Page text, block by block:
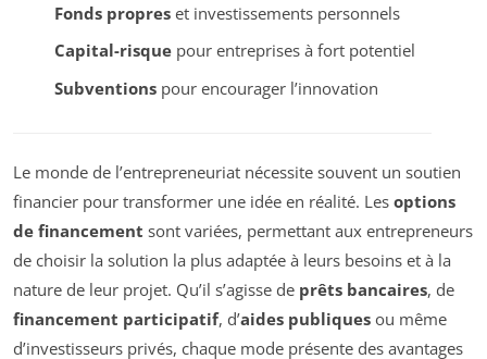
Fonds propreset investissements personnels
Capital-risquepour entreprises à fort potentiel
Subventionspour encourager l’innovation
Le monde de l’entrepreneuriat nécessite souvent un soutien
financier pour transformer une idée en réalité. Les options
de financement sont variées, permettant aux entrepreneurs
de choisir la solution la plus adaptée à leurs besoins et à la
nature de leur projet. Qu’il s’agisse de prêts bancaires, de
financement participatif, d’aides publiques ou même
d’investisseurs privés, chaque mode présente des avantages